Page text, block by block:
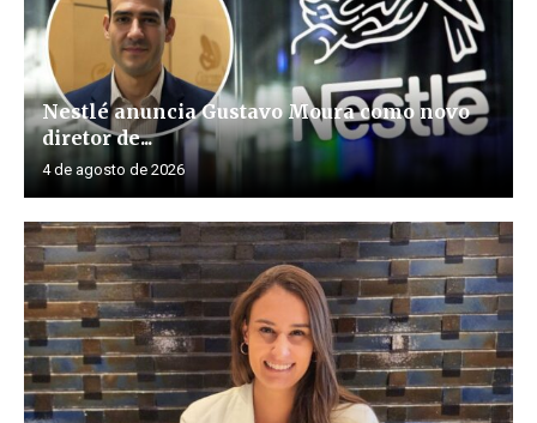
Nestlé anuncia Gustavo Moura como novo
diretor de...
4 de agosto de 2026